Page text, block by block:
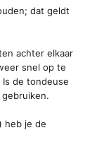
dat geldt
achter elkaar
snel op te
Is de tondeuse
heb je de